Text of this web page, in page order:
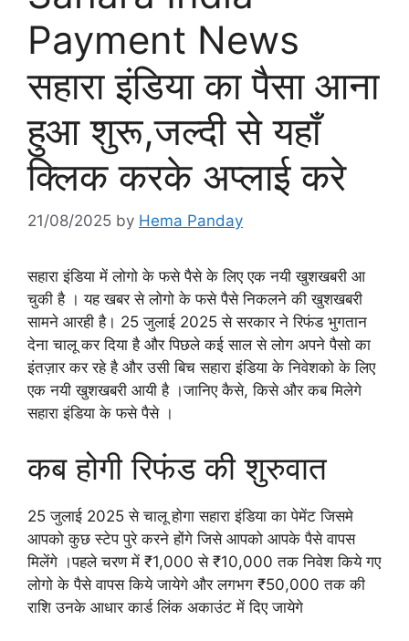
Payment News
सहारा इंडिया का पैसा आना
हुआ शुरू,जल्दी से यहाँ
क्लिक करके अप्लाई करे
21/08/2025 by Hema Panday
सहारा इंडिया में लोगो के फसे पैसे के लिए एक नयी खुशखबरी आ
चुकी है । यह खबर से लोगो के फसे पैसे निकलने की खुशखबरी
सामने आरही है। 25 जुलाई 2025 से सरकार ने रिफंड भुगतान
देना चालू कर दिया है और पिछले कई साल से लोग अपने पैसो का
इंतज़ार कर रहे है और उसी बिच सहारा इंडिया के निवेशको के लिए
एक नयी खुशखबरी आयी है ।जानिए कैसे, किसे और कब मिलेगे
सहारा इंडिया के फसे पैसे ।
कब होगी रिफंड की शुरुवात
25 जुलाई 2025 से चालू होगा सहारा इंडिया का पेमेंट जिसमे
आपको कुछ स्टेप पुरे करने होंगे जिसे आपको आपके पैसे वापस
मिलेंगे ।पहले चरण में ₹1,000 से ₹10,000 तक निवेश किये गए
लोगो के पैसे वापस किये जायेगे और लगभग ₹50,000 तक की
राशि उनके आधार कार्ड लिंक अकाउंट में दिए जायेगे